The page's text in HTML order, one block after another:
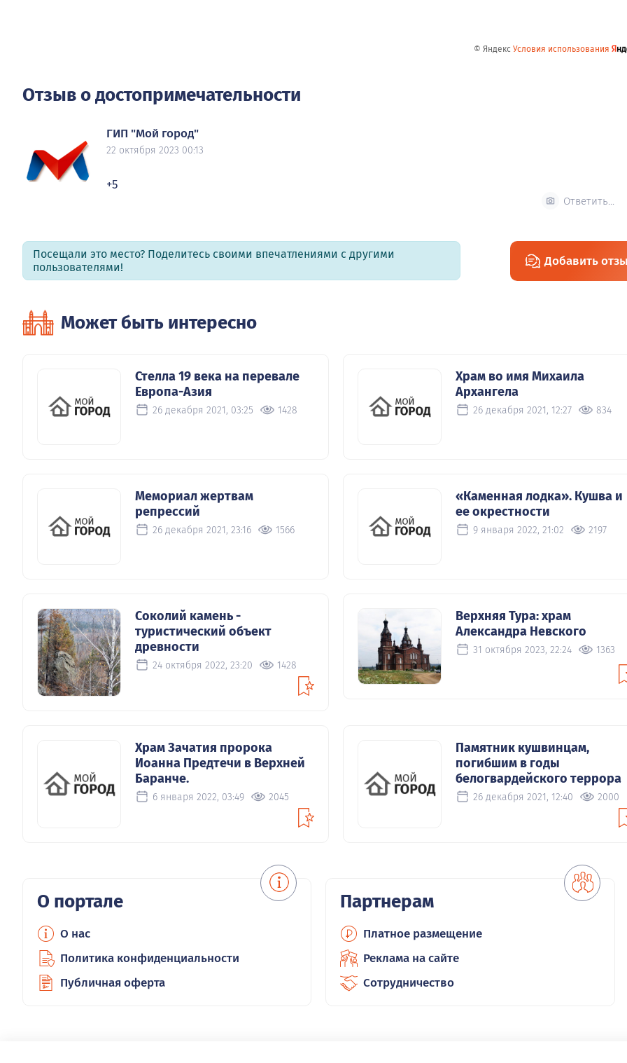
© Яндекс Условия использования
Отзыв о достопримечательности
ГИП "Мой город"
22 октября 2023 00:13
+5
Ответить...
Посещали это место? Поделитесь своими впечатлениями с другими
пользователями!
Добавить
Может быть интересно
Стелла 19 века на перевале
Европа-Азия
26 декабря 2021, 03:25 1428
Храм во имя Михаила
Архангела
26 декабря 2021, 12:27 834
Мемориал жертвам
репрессий
26 декабря 2021, 23:16 1566
«Каменная лодка». Кушва и
ее окрестности
9 января 2022, 21:02 2197
Соколий камень -
туристический объект
древности
24 октября 2022, 23:20 1428
Верхняя Тура: храм
Александра Невского
31 октября 2023, 22:24 1363
Храм Зачатия пророка
Иоанна Предтечи в Верхней
Баранче.
6 января 2022, 03:49 2045
Памятник кушвинцам,
погибшим в годы
белогвардейского террора
26 декабря 2021, 12:40 2000
О портале
О нас
Политика конфиденциальности
Публичная оферта
Партнерам
Платное размещение
Реклама на сайте
Сотрудничество